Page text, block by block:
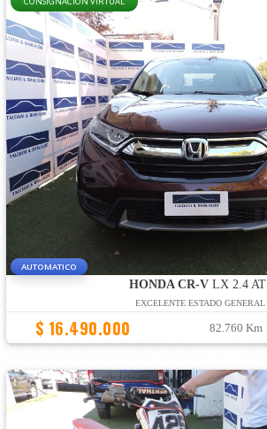
AUTOMATICO
HONDA CR-V LX 2.4 AT
EXCELENTE ESTADO GENERAL
$ 16.490.000 82.760 Km